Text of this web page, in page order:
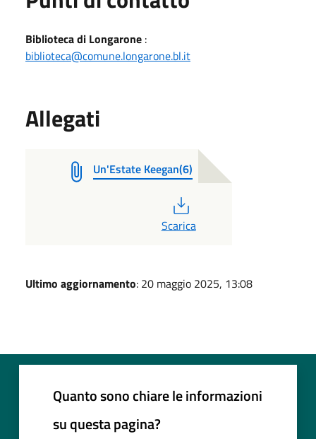
Biblioteca di Longarone :
biblioteca@comune.longarone.bl.it
Allegati
Un'Estate Keegan(6)
Scarica
Ultimo aggiornamento: 20 maggio 2025, 13:08
Quanto sono chiare le informazioni
su questa pagina?